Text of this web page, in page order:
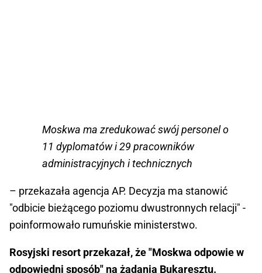
Moskwa ma zredukować swój personel o
11 dyplomatów i 29 pracowników
administracyjnych i technicznych
– przekazała agencja AP. Decyzja ma stanowić
"odbicie bieżącego poziomu dwustronnych relacji" -
poinformowało rumuńskie ministerstwo.
Rosyjski resort przekazał, że "Moskwa odpowie w
odpowiedni sposób" na żądania Bukaresztu.